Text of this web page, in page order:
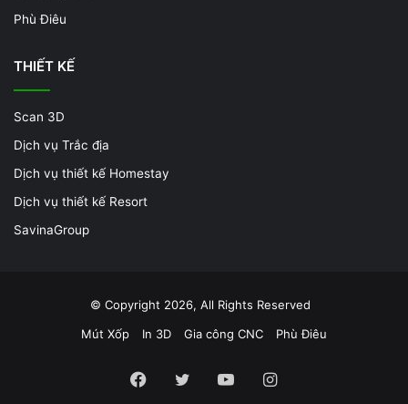
Phù Điêu
THIẾT KẾ
Scan 3D
Dịch vụ Trắc địa
Dịch vụ thiết kế Homestay
Dịch vụ thiết kế Resort
SavinaGroup
© Copyright 2026, All Rights Reserved
Mút Xốp
In 3D Gia công CNC Phù Điêu
Facebook
Twitter YouTubeInstagram